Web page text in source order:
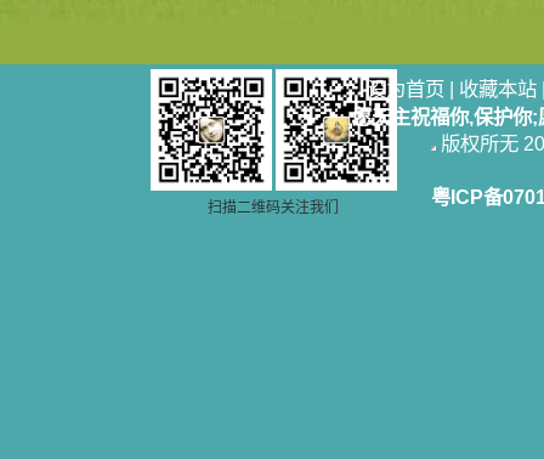
扫描二维码关注我们
设为首页 | 收藏本站
愿天主祝福你,保护你
版权所无
粤ICP备